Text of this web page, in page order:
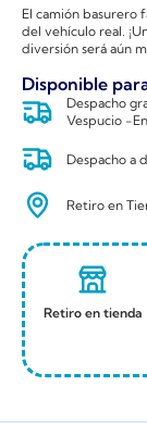
El camión basurero
del vehículo real.
diversión será aún
Disponible
Despacho
Vespucio -
Despacho a
Retiro en
Retiro en tienda